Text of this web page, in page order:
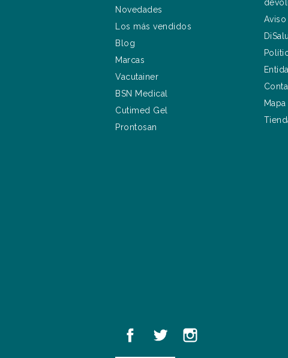
Novedades
Los más vendidos
Blog
Marcas
Vacutainer
BSN Medical
Cutimed Gel
Prontosan